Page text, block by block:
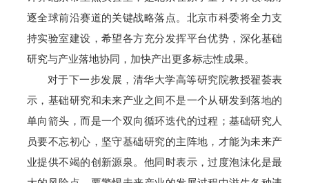
逐全球前沿赛道的关键战略落点。北京市科委将全力支
持实验室建设，希望各方充分发挥平台优势，深化基础
研究与产业落地协同，加快产出更多标志性成果。
对于下一步发展，清华大学高等研究院教授翟荟表
示，基础研究和未来产业之间不是一个从研发到落地的
单向箭头，而是一个双向循环迭代的过程；基础研究人
员要不忘初心，坚守基础研究的主阵地，才能为未来产
业提供不竭的创新源泉。他同时表示，过度泡沫化是最